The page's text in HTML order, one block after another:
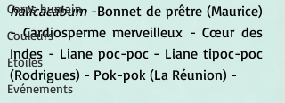
Corps humain
Couleurs
Etoiles
Evénements
halicacabum -Bonnet de prêtre (Maurice)
- Cardiosperme merveilleux - Cœur des
Indes - Liane poc-poc - Liane tipoc-poc
(Rodrigues) - Pok-pok (La Réunion) -